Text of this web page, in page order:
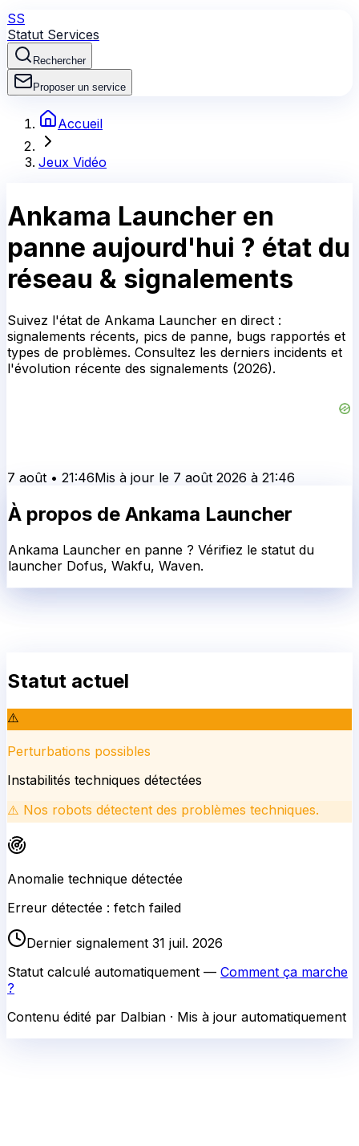
SS
Statut Services
Rechercher
Proposer un service
Accueil
Jeux Vidéo
Ankama Launcher en
panne aujourd'hui ? état du
réseau & signalements
Suivez l'état de Ankama Launcher en direct :
signalements récents, pics de panne, bugs rapportés et
types de problèmes. Consultez les derniers incidents et
l'évolution récente des signalements (2026).
7 août • 21:46Mis à jour le 7 août 2026 à 21:46
À propos de Ankama Launcher
Ankama Launcher en panne ? Vérifiez le statut du
launcher Dofus, Wakfu, Waven.
Statut actuel
⚠️
Perturbations possibles
Instabilités techniques détectées
⚠️ Nos robots détectent des problèmes techniques.
Anomalie technique détectée
Erreur détectée : fetch failed
Dernier signalement 31 juil. 2026
Statut calculé automatiquement — Comment ça marche
?
Contenu édité par Dalbian · Mis à jour automatiquement